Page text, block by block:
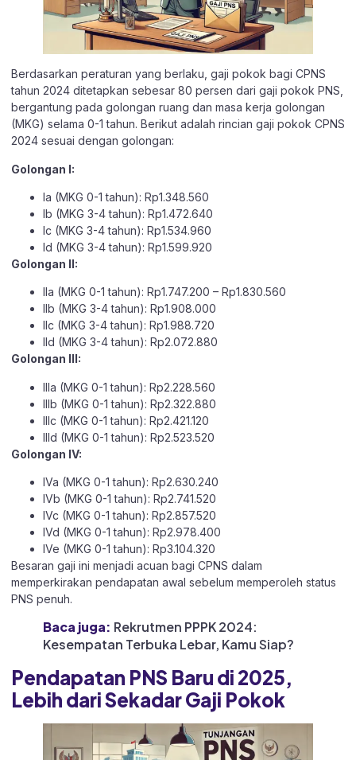
Berdasarkan peraturan yang berlaku, gaji pokok bagi CPNS
tahun 2024 ditetapkan sebesar 80 persen dari gaji pokok PNS,
bergantung pada golongan ruang dan masa kerja golongan
(MKG) selama 0-1 tahun. Berikut adalah rincian gaji pokok CPNS
2024 sesuai dengan golongan:
Golongan I:
Ia (MKG 0-1 tahun): Rp1.348.560
Ib (MKG 3-4 tahun): Rp1.472.640
Ic (MKG 3-4 tahun): Rp1.534.960
Id (MKG 3-4 tahun): Rp1.599.920
Golongan II:
IIa (MKG 0-1 tahun): Rp1.747.200 – Rp1.830.560
IIb (MKG 3-4 tahun): Rp1.908.000
IIc (MKG 3-4 tahun): Rp1.988.720
IId (MKG 3-4 tahun): Rp2.072.880
Golongan III:
IIIa (MKG 0-1 tahun): Rp2.228.560
IIIb (MKG 0-1 tahun): Rp2.322.880
IIIc (MKG 0-1 tahun): Rp2.421.120
IIId (MKG 0-1 tahun): Rp2.523.520
Golongan IV:
IVa (MKG 0-1 tahun): Rp2.630.240
IVb (MKG 0-1 tahun): Rp2.741.520
IVc (MKG 0-1 tahun): Rp2.857.520
IVd (MKG 0-1 tahun): Rp2.978.400
IVe (MKG 0-1 tahun): Rp3.104.320
Besaran gaji ini menjadi acuan bagi CPNS dalam
memperkirakan pendapatan awal sebelum memperoleh status
PNS penuh.
Baca juga: Rekrutmen PPPK 2024:
Kesempatan Terbuka Lebar, Kamu Siap?
Pendapatan PNS Baru di 2025,
Lebih dari Sekadar Gaji Pokok